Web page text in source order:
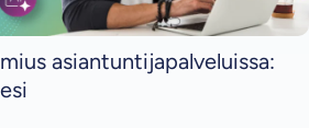
asiantuntijapalveluissa: